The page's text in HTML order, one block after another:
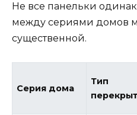
Не все панельки
между сериями домов
существенной.
Серия дома
Тип